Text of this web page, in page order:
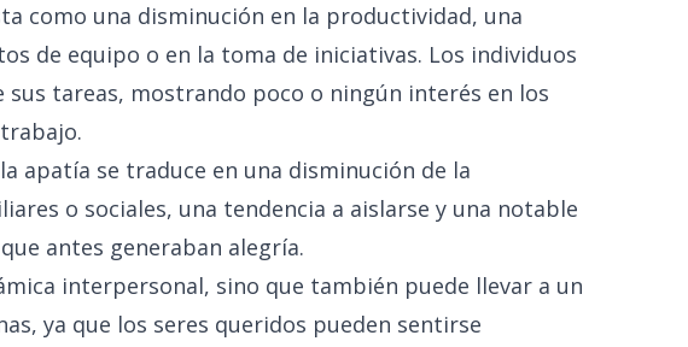
como una disminución en la productividad, una
de equipo o en la toma de iniciativas. Los individuos
sus tareas, mostrando poco o ningún interés en los
apatía se traduce en una disminución de la
o sociales, una tendencia a aislarse y una notable
antes generaban alegría.
interpersonal, sino que también puede llevar a un
ya que los seres queridos pueden sentirse